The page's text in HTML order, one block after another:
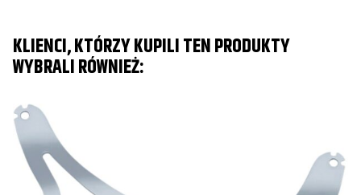
KLIENCI, KTÓRZY KUPILI TEN PRODUKTY
WYBRALI RÓWNIEŻ: